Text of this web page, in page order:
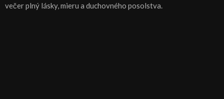
večer plný lásky, mieru a duchovného posolstva.